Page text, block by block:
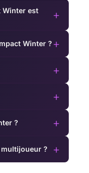
Winter est
+
Winter ? +
+
+
? +
? +